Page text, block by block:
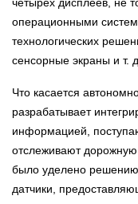
операционными
технологических
сенсорные экраны и т.
Что касается
разрабатывает
информацией,
отслеживают
было уделено решению
датчики,